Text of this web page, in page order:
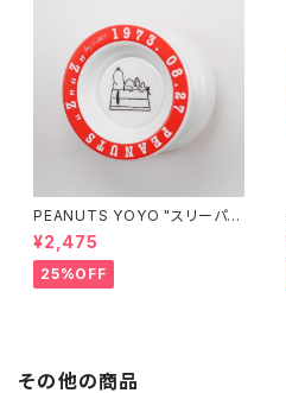
PEANUTS YOYO "スリーパ
ー"
¥2,475
25%OFF
その他の商品